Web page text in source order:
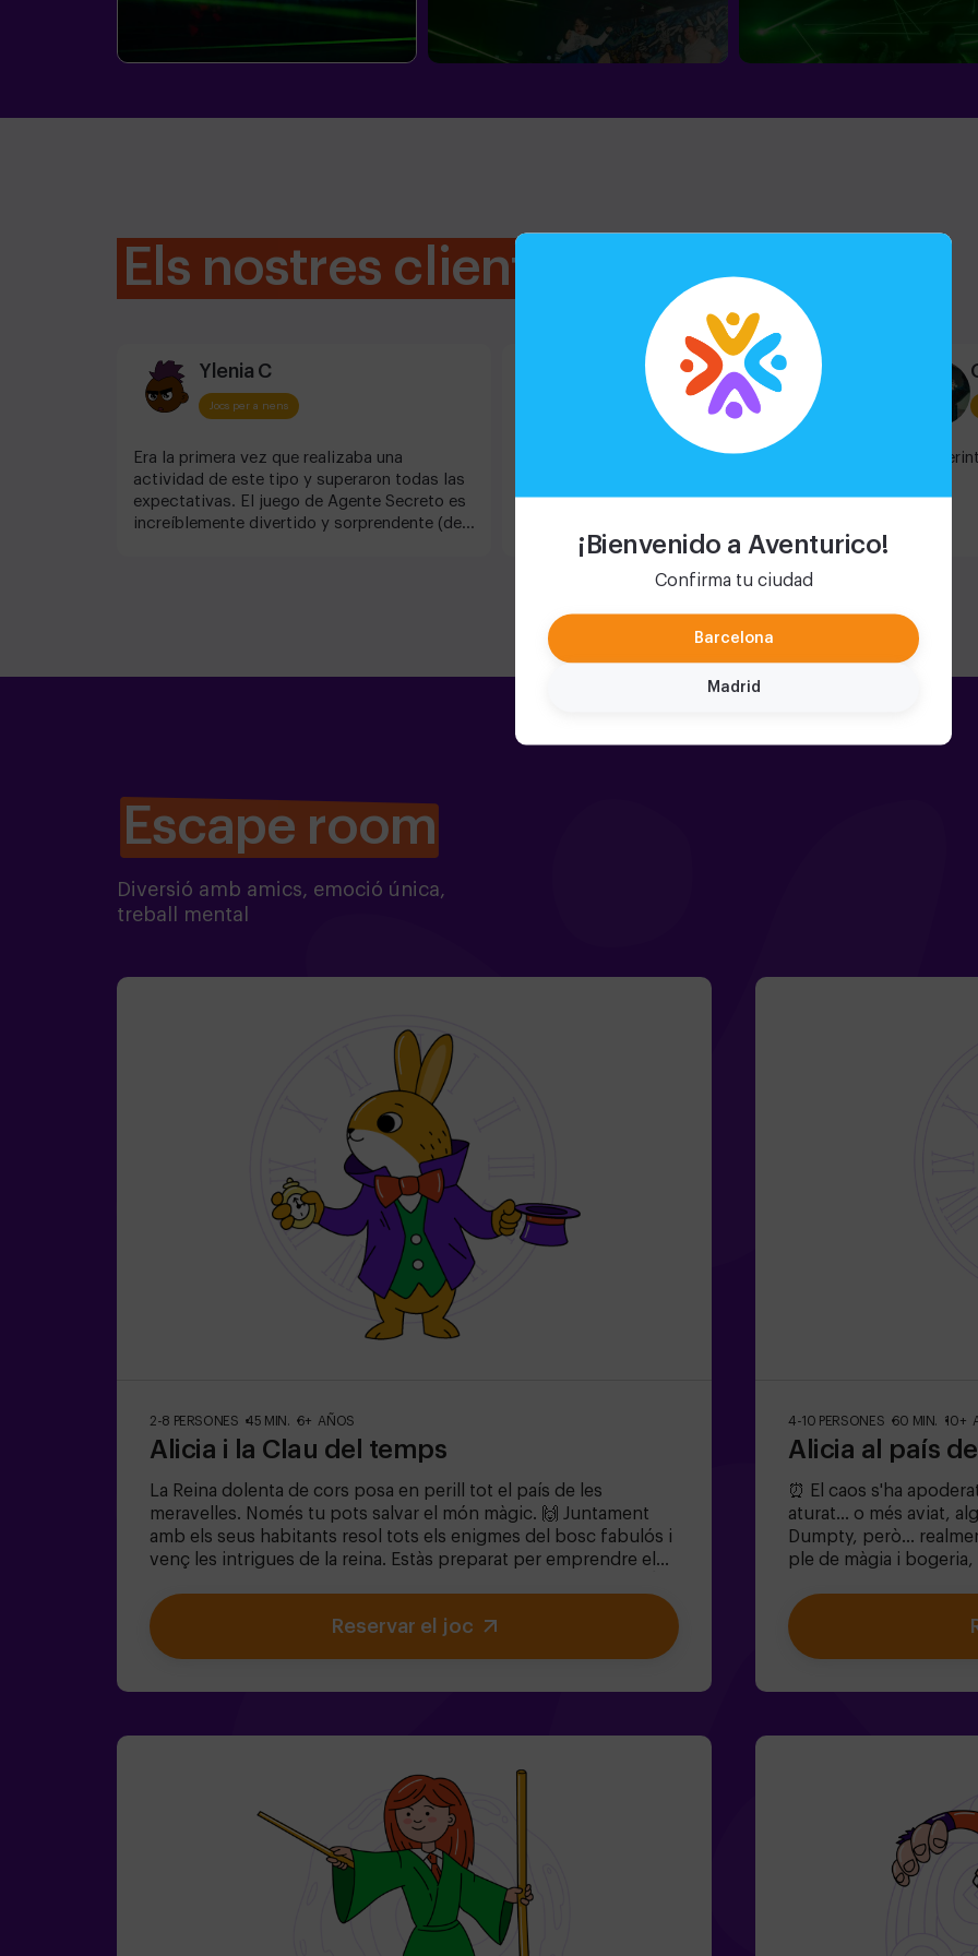
¡Bienvenido a Aventurico!
Confirma tu ciudad
Barcelona
Madrid
Els nostres clients
Ylenia C
Jocs per a nens
Era la primera vez que realizaba una
actividad de este tipo y superaron todas las
expectativas. El juego de Agente Secreto es
increíblemente divertido y sorprendente (de
Alex. 15
Jocs per a nens
Una hora de entretenimiento e interacción
El
Escape room
Diversió amb amics, emoció única,
treball mental
2-8 PERSONES 45 MIN. 6+ AÑOS
Alicia i la Clau del temps
La Reina dolenta de cors posa en perill tot el país de les
meravelles. Només tu pots salvar el món màgic. 🙌 Juntament
amb els seus habitants resol tots els enigmes del bosc fabulós i
venç les intrigues de la reina. Estàs preparat per emprendre el
un joc d'escapada infantil destinat per a nens de 6 a 13 anys!✅
Ideal per a nens | famílies | aniversaris infantils❗Si tots jugadors
de l'equip són menors de 14 anys (o tenen 14 anys) hauran
acompanyats d'un monitor (consulta'ns les condicions). ⚠️
Reservar el joc
4-10 PERSONES 60 MIN. 10+
Alicia al país
⏰ El caos s'ha
aturat... o més aviat,
Dumpty, però...
ple de màgia i
Enfrontar-te a
Cors!).🔹 Trobar el
Meravelles
salvi aquest món